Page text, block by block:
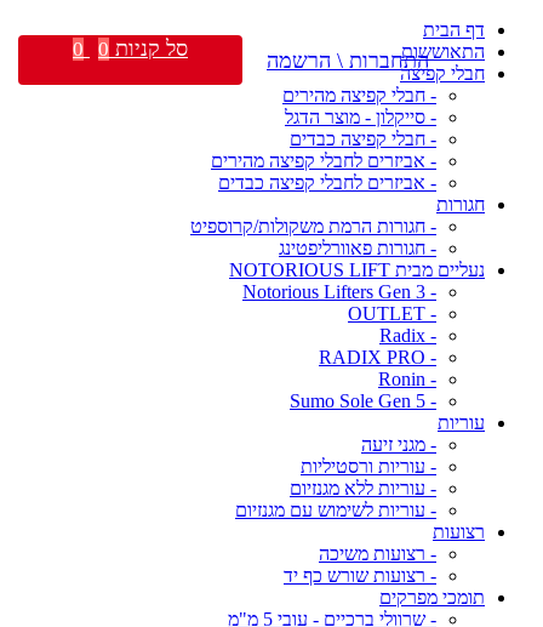
דף הבית
התאוששות
חבלי קפיצה
- חבלי קפיצה מהירים
- סייקלון - מוצר הדגל
- חבלי קפיצה כבדים
- אביזרים לחבלי קפיצה מהירים
- אביזרים לחבלי קפיצה כבדים
חגורות
- חגורות הרמת משקולות/קרוספיט
- חגורות פאוורליפטינג
נעליים מבית NOTORIOUS LIFT
- Notorious Lifters Gen 3
- OUTLET
- Radix
- RADIX PRO
- Ronin
- Sumo Sole Gen 5
עוריות
- מגני זיעה
- עוריות ורסטיליות
- עוריות ללא מגנזיום
- עוריות לשימוש עם מגנזיום
רצועות
- רצועות משיכה
- רצועות שורש כף יד
תומכי מפרקים
- שרוולי ברכיים - עובי 5 מ"מ
התחברות \ הרשמה סל קניות 0
0